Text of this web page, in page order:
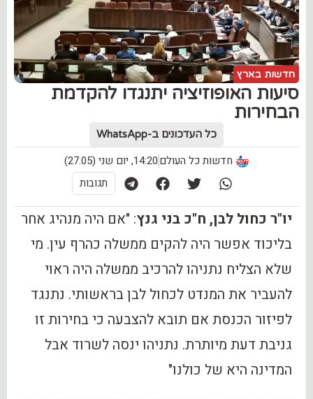
חדשות בארץ
סיעות האופוזיציה יתנגדו להקדמת
הבחירות
כל העדכונים ב-WhatsApp
חדשות כל העולם14:20, יום שני (27.05)
תגובות
יו"ר כחול לבן, ח"כ בני גנץ: "אם היה מנהיג אחר
בליכוד אפשר היה להקים ממשלה כהרף עין. מי
שלא הצליח נתניהו להרכיב ממשלה היה ראוי
להעביר את המנדט לכחול לבן בראשותי. נתנגד
לפיזור הכנסת אם תובא להצבעה כי בחירות זו
גניבת דעת מיותרת. נתניהו ינסה לשרוד אבל
המדינה היא של כולנו"